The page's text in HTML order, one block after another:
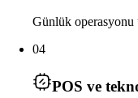
Günlük operasyonu
04
POS ve